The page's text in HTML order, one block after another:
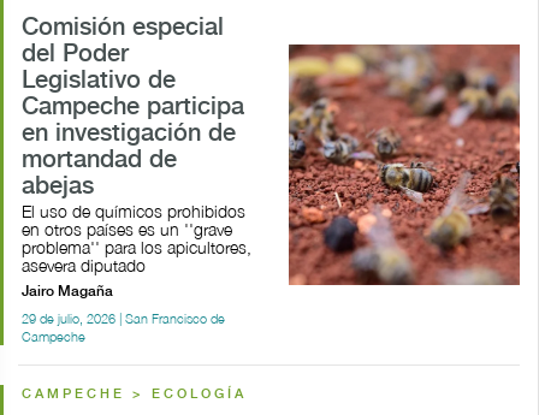
Comisión especial
del Poder
Legislativo de
Campeche participa
en investigación de
mortandad de
abejas
El uso de químicos prohibidos
en otros países es un ''grave
problema'' para los apicultores,
asevera diputado
Jairo Magaña
29 de julio, 2026 | San Francisco de
Campeche
CAMPECHE > ECOLOGÍA